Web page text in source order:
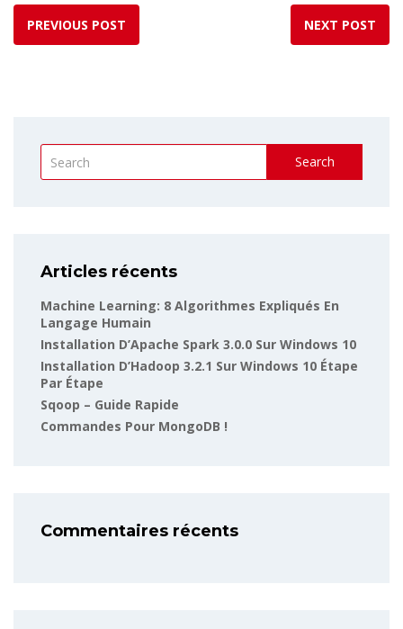
PREVIOUS POST NEXT POST
Search
Articles récents
Machine Learning: 8 Algorithmes Expliqués En
Langage Humain
Installation D’Apache Spark 3.0.0 Sur Windows 10
Installation D’Hadoop 3.2.1 Sur Windows 10 Étape
Par Étape
Sqoop – Guide Rapide
Commandes Pour MongoDB !
Commentaires récents